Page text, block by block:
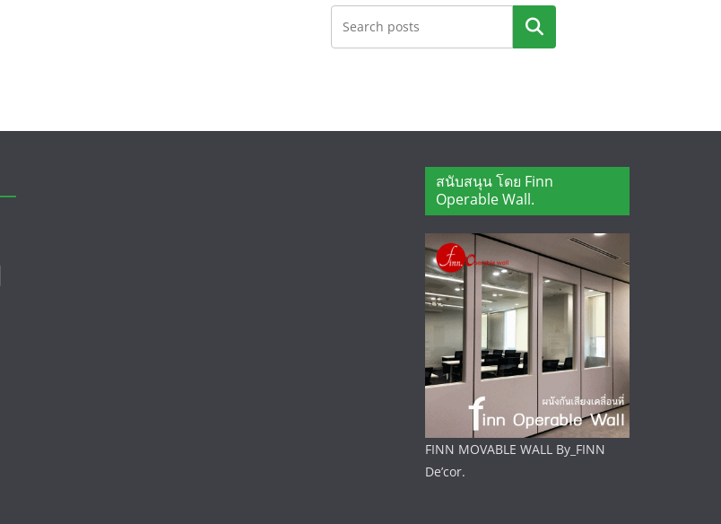
ค้นหา
สนับสนุน โดย Finn
Operable Wall.
FINN MOVABLE WALL By_FINN
De’cor.